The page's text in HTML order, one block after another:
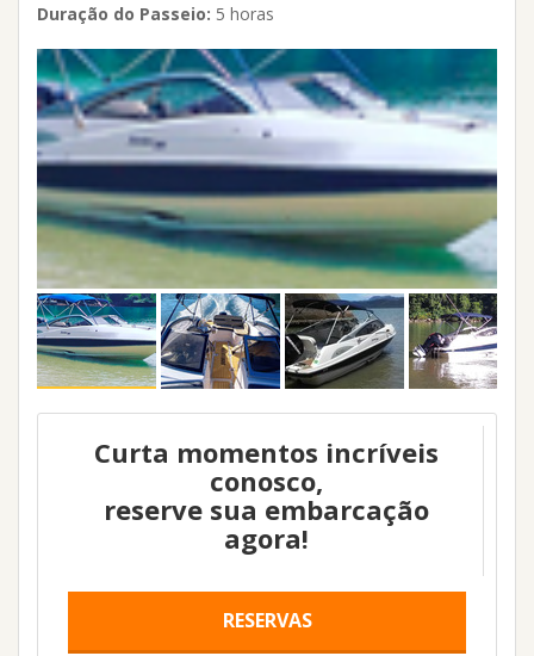
Duração do Passeio: 5 horas
Curta momentos incríveis
conosco,
reserve sua embarcação
agora!
RESERVAS